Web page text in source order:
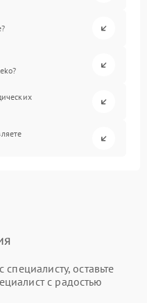
специалисту, оставьте
с радостью